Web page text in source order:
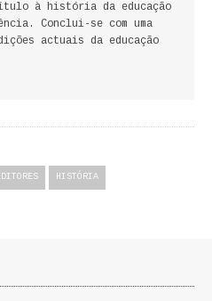
à história da educação
Conclui-se com uma
actuais da educação
HISTÓRIA